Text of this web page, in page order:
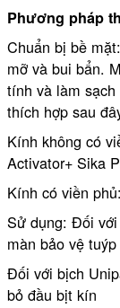
Phương pháp
Chuẩn bị bề
mỡ và bui bẩn.
tính và làm
thích hợp sau
Kính không có
Activator+ Sika
Kính có viền
Sử dụng: Đối
màn bảo vệ
Đối với bịch
bỏ đầu bịt kín